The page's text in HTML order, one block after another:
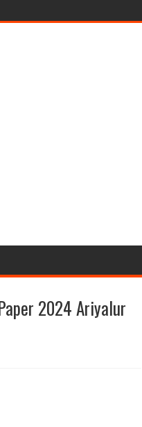
2024 Ariyalur